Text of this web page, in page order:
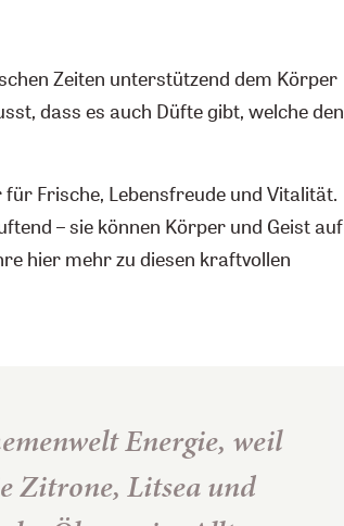
Zeiten unterstützend dem Körper
dass es auch Düfte gibt, welche den
Frische, Lebensfreude und Vitalität.
– sie können Körper und Geist auf
hier mehr zu diesen kraftvollen
Energie, weil
Zitrone, Litsea und